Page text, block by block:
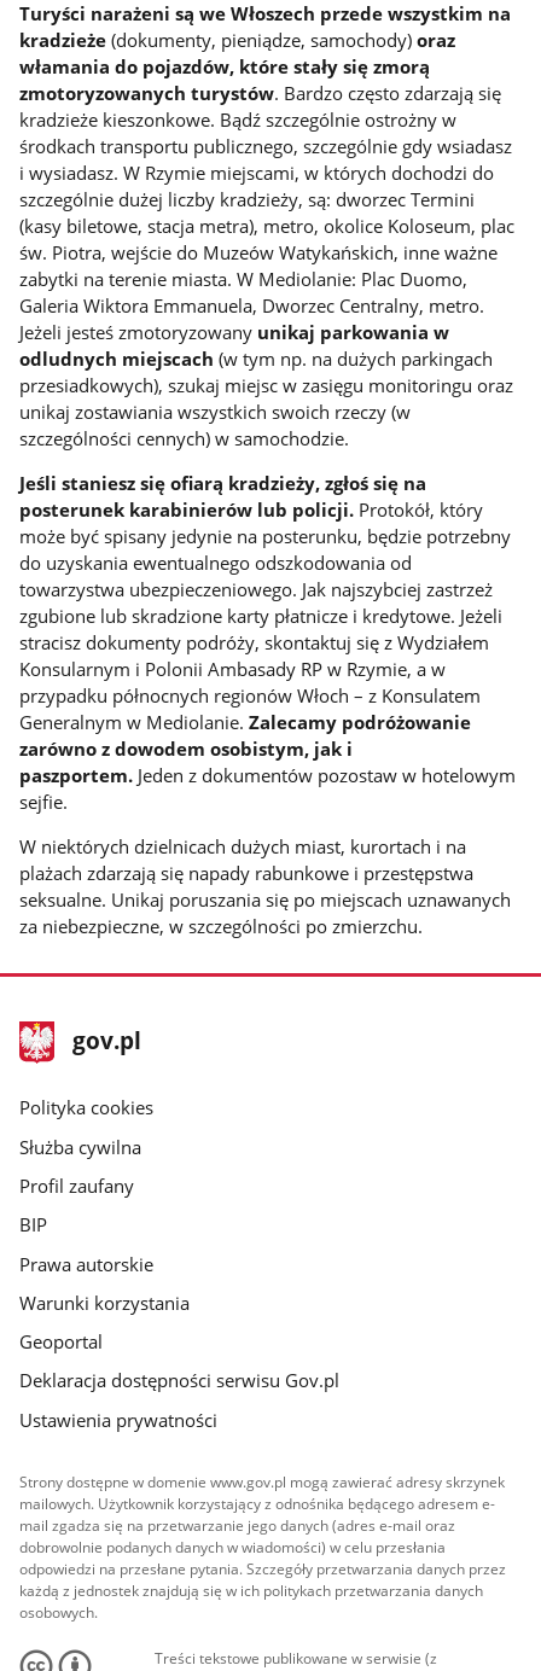
Turyści narażeni są we Włoszech przede wszystkim na
kradzieże(dokumenty, pieniądze, samochody)oraz
włamania do pojazdów, które stały się zmorą
zmotoryzowanych turystów. Bardzo często zdarzają się
kradzieże kieszonkowe. Bądź szczególnie ostrożny w
środkach transportu publicznego, szczególnie gdy wsiadasz
i wysiadasz. W Rzymie miejscami, w których dochodzi do
szczególnie dużej liczby kradzieży, są: dworzec Termini
(kasy biletowe, stacja metra), metro, okolice Koloseum, plac
św. Piotra, wejście do Muzeów Watykańskich, inne ważne
zabytki na terenie miasta. W Mediolanie: Plac Duomo,
Galeria Wiktora Emmanuela, Dworzec Centralny, metro.
Jeżeli jesteś zmotoryzowany unikaj parkowania w
odludnych miejscach (w tym np. na dużych parkingach
przesiadkowych), szukaj miejsc w zasięgu monitoringu oraz
unikaj zostawiania wszystkich swoich rzeczy (w
szczególności cennych) w samochodzie.
Jeśli staniesz się ofiarą kradzieży, zgłoś się na
posterunek karabinierów lub policji. Protokół, który
może być spisany jedynie na posterunku, będzie potrzebny
do uzyskania ewentualnego odszkodowania od
towarzystwa ubezpieczeniowego. Jak najszybciej zastrzeż
zgubione lub skradzione karty płatnicze i kredytowe. Jeżeli
stracisz dokumenty podróży, skontaktuj się z Wydziałem
Konsularnym i Polonii Ambasady RP w Rzymie, a w
przypadku północnych regionów Włoch – z Konsulatem
Generalnym w Mediolanie.Zalecamy podróżowanie
zarówno z dowodem osobistym, jak i
paszportem. Jeden z dokumentów pozostaw w hotelowym
sejfie.
W niektórych dzielnicach dużych miast, kurortach i na
plażach zdarzają się napady rabunkowe i przestępstwa
seksualne. Unikaj poruszania się po miejscach uznawanych
za niebezpieczne, w szczególności po zmierzchu.
stopka
gov.pl
Strona
gov.pl
gov.pl
Polityka cookies
Służba cywilna
Profil zaufany
BIP
Prawa autorskie
Warunki korzystania
Geoportal
Deklaracja dostępności serwisu Gov.pl
Ustawienia prywatności
Strony dostępne w domenie www.gov.pl mogą zawierać adresy skrzynek
mailowych. Użytkownik korzystający z odnośnika będącego adresem e-
mail zgadza się na przetwarzanie jego danych (adres e-mail oraz
dobrowolnie podanych danych w wiadomości) w celu przesłania
odpowiedzi na przesłane pytania. Szczegóły przetwarzania danych przez
każdą z jednostek znajdują się w ich politykach przetwarzania danych
osobowych.
Treści tekstowe publikowane w serwisie (z